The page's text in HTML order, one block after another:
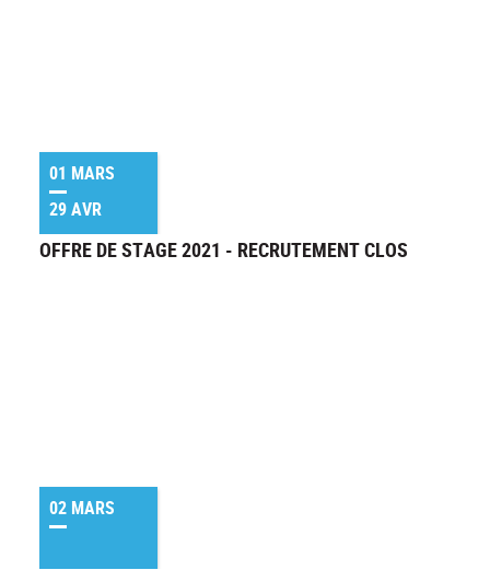
01 MARS
29 AVR
OFFRE DE STAGE 2021 - RECRUTEMENT CLOS
02 MARS